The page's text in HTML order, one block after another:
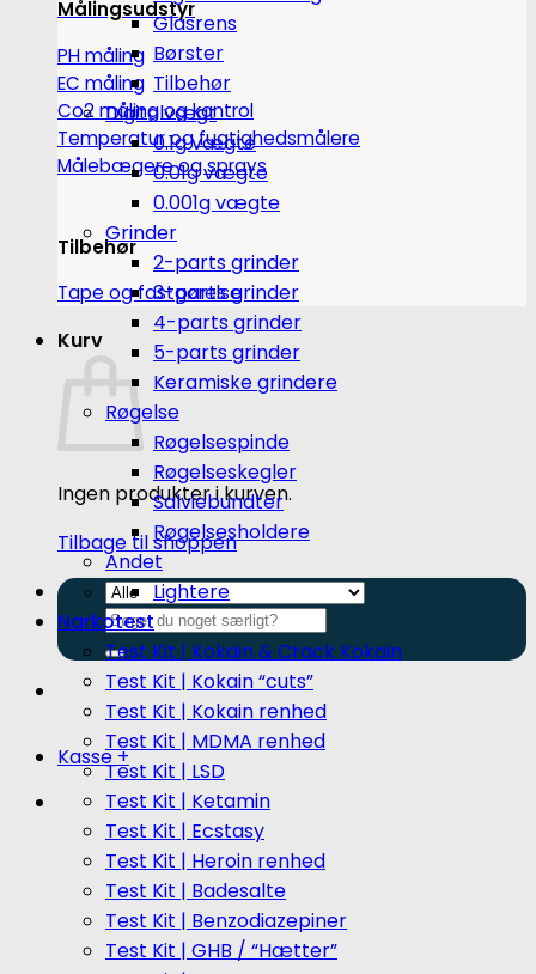
Målingsudstyr
PH måling
EC måling
Co2 måling og kontrol
Temperatur og fugtighedsmålere
Målebægere og sprays
Tilbehør
Tape og fastgørelse
Kurv
Ingen produkter i kurven.
Tilbage til shoppen
Søg
efter:
Kasse+
Glasrens
Børster
Tilbehør
Digitalvægt
0.1g vægte
0.01g vægte
0.001g vægte
Grinder
2-parts grinder
3-parts grinder
4-parts grinder
5-parts grinder
Keramiske grindere
Røgelse
Røgelsespinde
Røgelseskegler
Salviebundter
Røgelsesholdere
Andet
Lightere
Narkotest
Test Kit | Kokain & Crack Kokain
Test Kit | Kokain “cuts”
Test Kit | Kokain renhed
Test Kit | MDMA renhed
Test Kit | LSD
Test Kit | Ketamin
Test Kit | Ecstasy
Test Kit | Heroin renhed
Test Kit | Badesalte
Test Kit | Benzodiazepiner
Test Kit | GHB / “Hætter”